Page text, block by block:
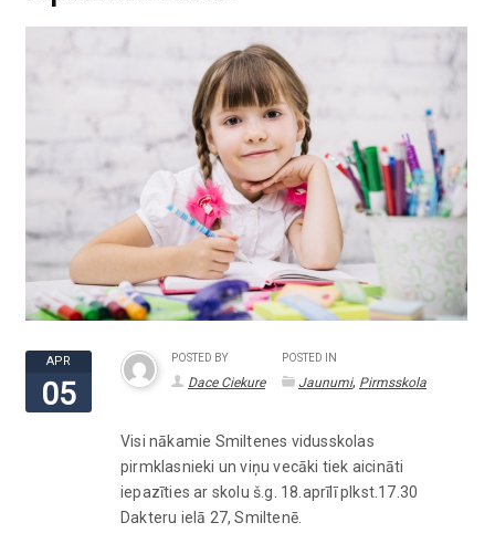
APR
05
POSTED BY
Dace Ciekure
POSTED IN
Jaunumi, Pirmsskola
Visi nākamie Smiltenes vidusskolas
pirmklasnieki un viņu vecāki tiek aicināti
iepazīties ar skolu š.g. 18.aprīlī plkst.17.30
Dakteru ielā 27, Smiltenē.